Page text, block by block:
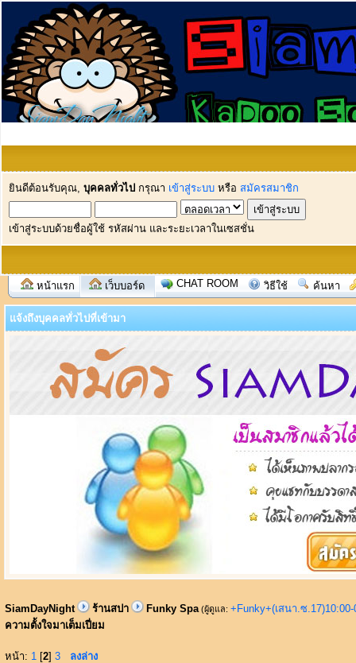
ยินดีต้อนรับคุณ, บุคคลทั่วไป กรุณา เข้าสู่ระบบ หรือ สมัครสมาชิก
เข้าสู่ระบบด้วยชื่อผู้ใช้ รหัสผ่าน และระยะเวลาในเซสชั่น
หน้าแรก เว็บบอร์ด CHAT ROOM วิธีใช้ ค้นหา
แจ้งถึงบุคคลทั่วไปที่เข้ามา
SiamDayNight ร้านสปา Funky Spa (ผู้ดูแล: +Funky+(เสนา.ซ
ความตั้งใจมาเต็มเปี่ยม
หน้า: 1 [2] 3 ลงล่าง